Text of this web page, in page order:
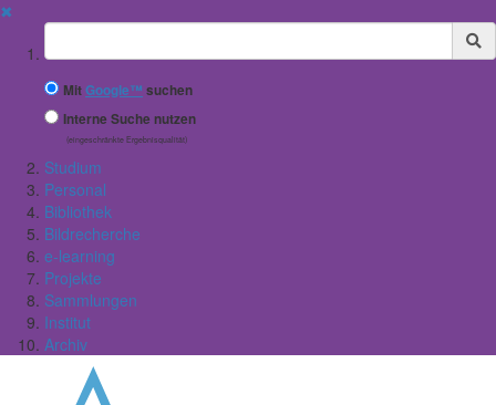
✖
Suchbegriff
MitGoogle™ suchen
Interne Suche nutzen
(eingeschränkte Ergebnisqualität)
Studium
Personal
Bibliothek
Bildrecherche
e-learning
Projekte
Sammlungen
Institut
Archiv